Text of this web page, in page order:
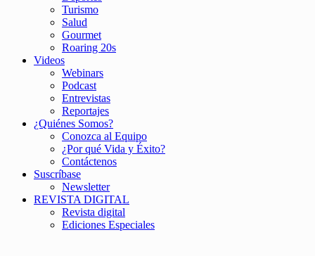
Turismo
Salud
Gourmet
Roaring 20s
Videos
Webinars
Podcast
Entrevistas
Reportajes
¿Quiénes Somos?
Conozca al Equipo
¿Por qué Vida y Éxito?
Contáctenos
Suscríbase
Newsletter
REVISTA DIGITAL
Revista digital
Ediciones Especiales